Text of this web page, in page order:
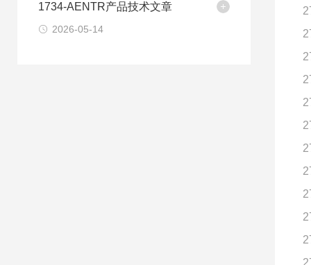
1734-AENTR产品技术文章
2026-05-14